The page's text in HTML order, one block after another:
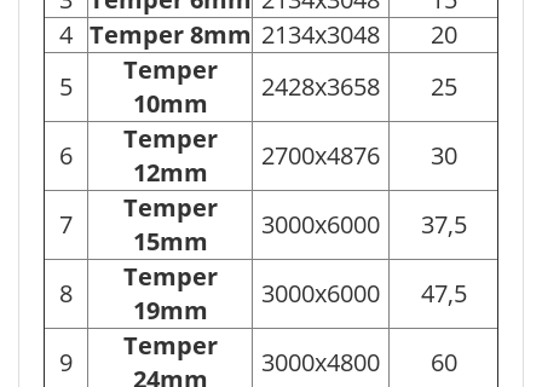
4 Temper 8mm 2134x3048
20
5
Temper
10mm
2428x3658 25
6
Temper
12mm
2700x4876 30
7
Temper
15mm
3000x6000 37,5
8
Temper
19mm
3000x6000 47,5
9
Temper
24mm
3000x4800 60